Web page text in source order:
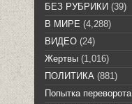
БЕЗ РУБРИКИ (39)
В МИРЕ (4,288)
ВИДЕО (24)
Жертвы (1,016)
ПОЛИТИКА (881)
Попытка переворота